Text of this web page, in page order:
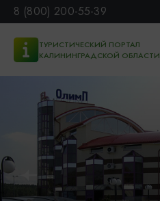
8 (800) 200-55-39
ТУРИСТИЧЕСКИЙ ПОРТАЛ
КАЛИНИНГРАДСКОЙ ОБЛАСТИ